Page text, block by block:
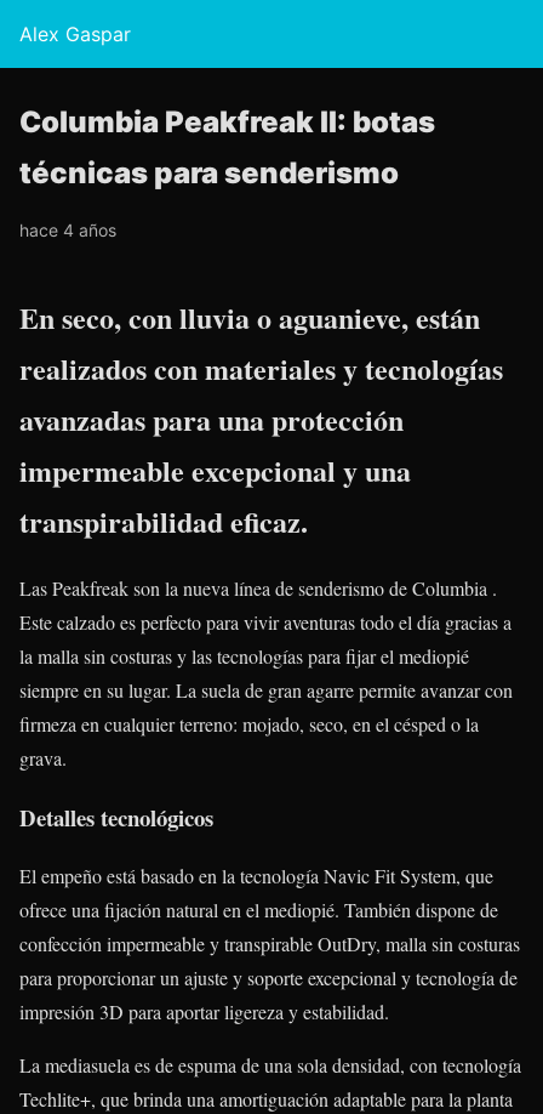
Alex Gaspar
Columbia Peakfreak II: botas
técnicas para senderismo
hace 4 años
En seco, con lluvia o aguanieve, están
realizados con materiales y tecnologías
avanzadas para una protección
impermeable excepcional y una
transpirabilidad eficaz.
Las Peakfreak son la nueva línea de senderismo de Columbia .
Este calzado es perfecto para vivir aventuras todo el día gracias a
la malla sin costuras y las tecnologías para fijar el mediopié
siempre en su lugar. La suela de gran agarre permite avanzar con
firmeza en cualquier terreno: mojado, seco, en el césped o la
grava.
Detalles tecnológicos
El empeño está basado en la tecnología Navic Fit System, que
ofrece una fijación natural en el mediopié. También dispone de
confección impermeable y transpirable OutDry, malla sin costuras
para proporcionar un ajuste y soporte excepcional y tecnología de
impresión 3D para aportar ligereza y estabilidad.
La mediasuela es de espuma de una sola densidad, con tecnología
Techlite+, que brinda una amortiguación adaptable para la planta